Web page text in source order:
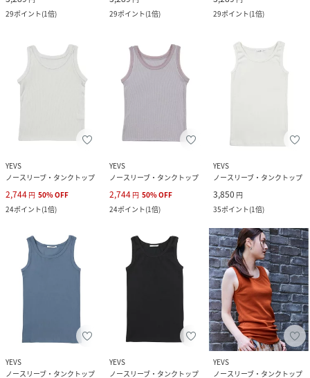
29ポイント(1倍)
29ポイント(1倍)
29ポイント(1倍)
YEVS
ノースリーブ・タンクトップ
2,744 円 50%OFF
24ポイント(1倍)
YEVS
ノースリーブ・タンクトップ
2,744 円 50%OFF
24ポイント(1倍)
YEVS
ノースリーブ・タンクトップ
3,850 円
35ポイント(1倍)
YEVS
ノースリーブ・タンクトップ
YEVS
ノースリーブ・タンクトップ
YEVS
ノースリーブ・タンクトップ